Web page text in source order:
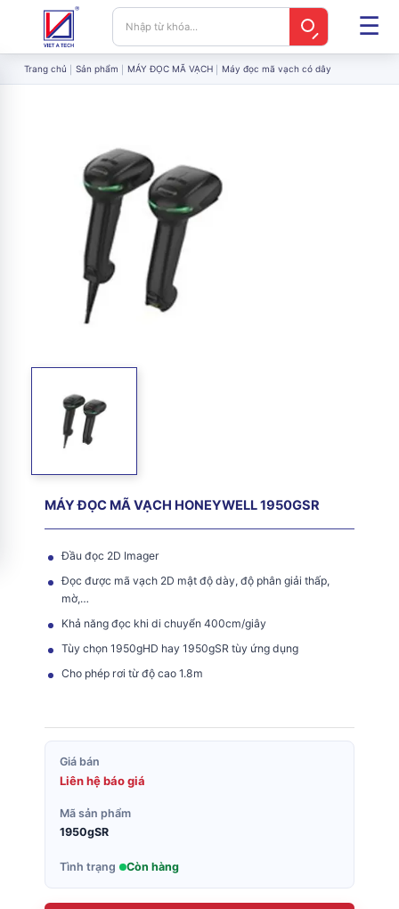
Trang chủ Sản phẩm MÁY ĐỌC MÃ VẠCH Máy đọc mã vạch có dây
MÁY ĐỌC MÃ VẠCH HONEYWELL 1950GSR
Đầu đọc 2D Imager
Đọc được mã vạch 2D mật độ dày, độ phân giải thấp,
mờ,…
Khả năng đọc khi di chuyển 400cm/giây
Tùy chọn 1950gHD hay 1950gSR tùy ứng dụng
Cho phép rơi từ độ cao 1.8m
Giá bán
Liên hệ báo giá
Mã sản phẩm
1950gSR
Tình trạng Còn hàng